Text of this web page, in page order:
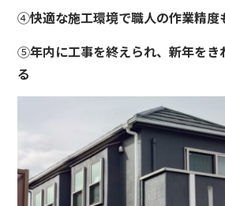
④快適な施工環境で職人の作業精度
⑤年内に工事を終えられ、新年を
る